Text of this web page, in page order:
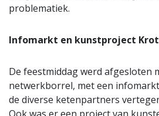
problematiek.
Infomarkt en kunstproject
De feestmiddag werd afgesloten
netwerkborrel, met een
de diverse ketenpartners